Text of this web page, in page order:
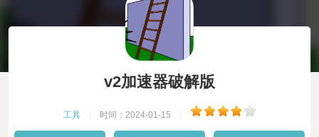
v2加速器破解版
工具 时间：2024-01-15